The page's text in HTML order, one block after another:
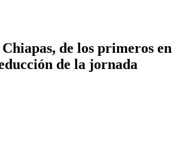
de los primeros en
de la jornada